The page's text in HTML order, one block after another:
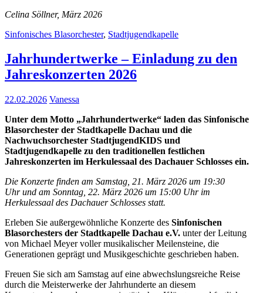
Celina Söllner, März 2026
Sinfonisches Blasorchester, Stadtjugendkapelle
Jahrhundertwerke – Einladung zu den
Jahreskonzerten 2026
22.02.2026 Vanessa
Unter dem Motto „Jahrhundertwerke“ laden das Sinfonische
Blasorchester der Stadtkapelle Dachau und die
Nachwuchsorchester StadtjugendKIDS und
Stadtjugendkapelle zu den traditionellen festlichen
Jahreskonzerten im Herkulessaal des Dachauer Schlosses ein.
Die Konzerte finden am Samstag, 21. März 2026 um 19:30
Uhr und am Sonntag, 22. März 2026 um 15:00 Uhr im
Herkulessaal des Dachauer Schlosses statt.
Erleben Sie außergewöhnliche Konzerte des Sinfonischen
Blasorchesters der Stadtkapelle Dachau e.V. unter der Leitung
von Michael Meyer voller musikalischer Meilensteine, die
Generationen geprägt und Musikgeschichte geschrieben haben.
Freuen Sie sich am Samstag auf eine abwechslungsreiche Reise
durch die Meisterwerke der Jahrhunderte an diesem